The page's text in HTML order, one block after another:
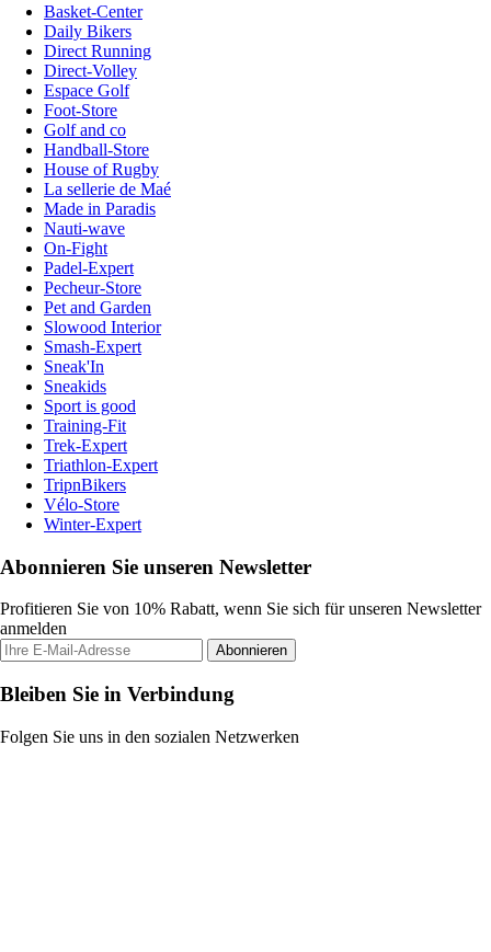
Basket-Center
Daily Bikers
Direct Running
Direct-Volley
Espace Golf
Foot-Store
Golf and co
Handball-Store
House of Rugby
La sellerie de Maé
Made in Paradis
Nauti-wave
On-Fight
Padel-Expert
Pecheur-Store
Pet and Garden
Slowood Interior
Smash-Expert
Sneak'In
Sneakids
Sport is good
Training-Fit
Trek-Expert
Triathlon-Expert
TripnBikers
Vélo-Store
Winter-Expert
Abonnieren Sie unseren Newsletter
Profitieren Sie von 10% Rabatt, wenn Sie sich für unseren Newsletter
anmelden
Abonnieren
Bleiben Sie in Verbindung
Folgen Sie uns in den sozialen Netzwerken